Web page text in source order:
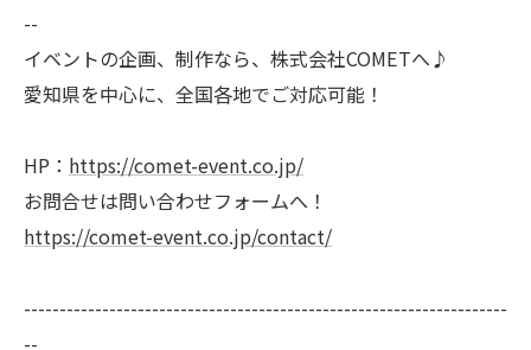
--
イベントの企画、制作なら、株式会社COMETへ♪
愛知県を中心に、全国各地でご対応可能！
HP： https://comet-event.co.jp/
お問合せは問い合わせフォームへ！
https://comet-event.co.jp/contact/
--------------------------------------------------------------------
--